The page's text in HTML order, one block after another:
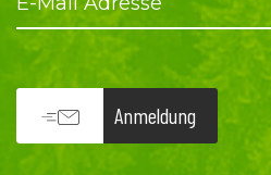
Anmeldung